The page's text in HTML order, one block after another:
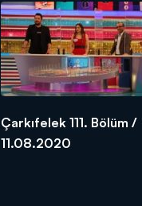
Çarkıfelek 111. Bölüm /
11.08.2020